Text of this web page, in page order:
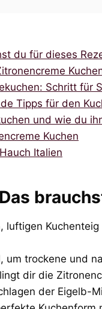
du für dieses
Schritt für
Tipps für den
und wie du
Kuchen
Italien
luftigen
um trockene und
dir die
der Eigelb-